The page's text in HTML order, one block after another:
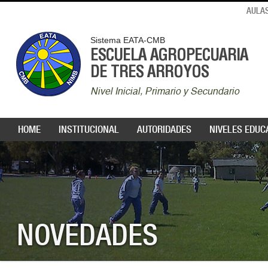
Sistema EATA-CMB
ESCUELA AGROPECUARIA
DE TRES ARROYOS
Nivel Inicial, Primario y Secundario
HOME INSTITUCIONAL AUTORIDADES NIVELES
NOVEDADES